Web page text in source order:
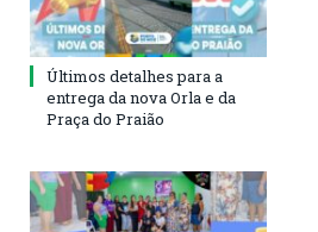
Últimos detalhes para a
entrega da nova Orla e da
Praça do Praião